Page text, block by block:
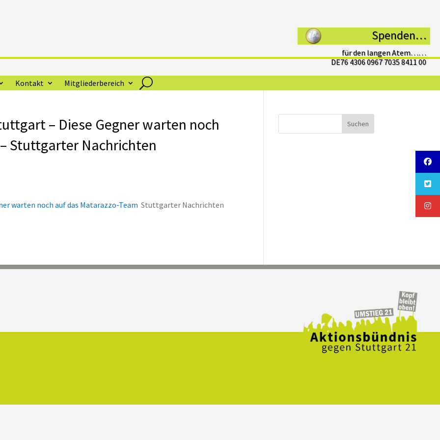
Spenden…
für den langen Atem……
DE76 4306 0967 7035 8411 00
Kontakt Mitgliederbereich
– Diese Gegner warten noch
Stuttgarter Nachrichten
warten noch auf das Matarazzo-Team Stuttgarter Nachrichten
Suchen